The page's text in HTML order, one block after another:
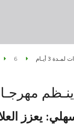
6 3 أيـام
مهرجـانا
يعزز